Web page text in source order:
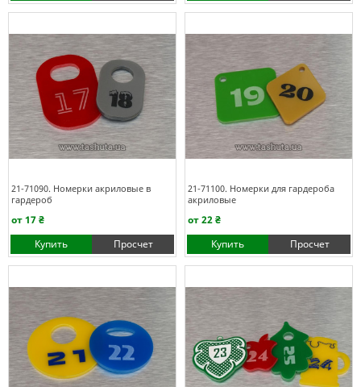
21-71090. Номерки акриловые в
гардероб
от 17 ₴
Купить
Просчет
21-71100. Номерки для гардероба
акриловые
от 22 ₴
Купить
Просчет